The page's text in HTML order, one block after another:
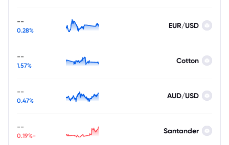
EUR/USD
--
0.28%
Cotton
--
1.57%
AUD/USD
--
0.47%
Santander
--
-0.19%